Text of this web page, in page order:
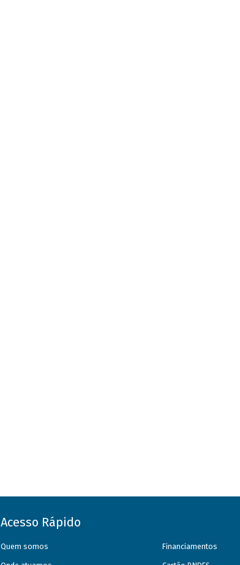
Acesso Rápido
Quem somos Financiamentos